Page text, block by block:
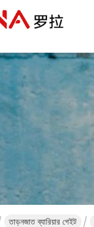
তাড়নজাত ব্যারিয়ার গেইট